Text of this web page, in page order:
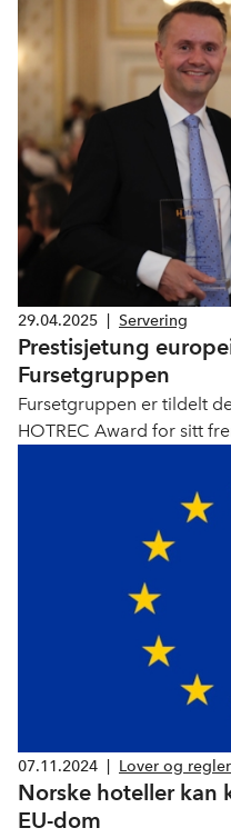
29.04.2025 Servering
Prestisjetung
Fursetgruppen
Fursetgruppen er tildelt
HOTREC Award for sitt
07.11.2024 Lover og
Norske hoteller kan
EU-dom